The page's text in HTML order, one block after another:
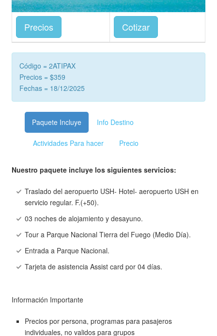
Precios Cotizar
Código = 2ATIPAX
Precios = $359
Fechas = 18/12/2025
Paquete Incluye Info Destino
Actividades Para hacer Precio
Nuestro paquete incluye los siguientes servicios:
Traslado del aeropuerto USH- Hotel- aeropuerto USH en
servicio regular. F.(+50).
03 noches de alojamiento y desayuno.
Tour a Parque Nacional Tierra del Fuego (Medio Día).
Entrada a Parque Nacional.
Tarjeta de asistencia Assist card por 04 días.
Información Importante
Precios por persona, programas para pasajeros
individuales, no validos para grupos